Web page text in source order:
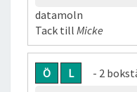
datamoln
Tack till Micke
Ö L
- 2